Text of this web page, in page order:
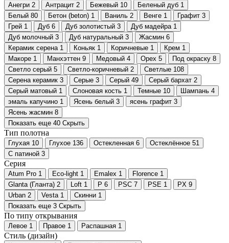
Анегри 2 Антрацит 2 Бежевый 10 Беленый дуб 1
Белый 80 Бетон (beton) 1 Ваниль 2 Венге 1 Графит 3
Грей 1 Дуб 6 Дуб золотистый 3 Дуб мадейра 1
Дуб молочный 3 Дуб натуральный 3 Жасмин 6
Керамик серена 1 Коньяк 1 Коричневые 1 Крем 1
Макоре 1 Манхэттен 9 Медовый 4 Орех 5 Под окраску 8
Светло серый 5 Светло-коричневый 2 Светлые 108
Серена керамик 3 Серые 3 Серый 49 Серый бархат 2
Серый матовый 1 Слоновая кость 1 Темные 10 Шампань 4
эмаль капучино 1 Ясень белый 3 ясень графит 3
Ясень жасмин 8
Показать еще 40 Скрыть
Тип полотна
Глухая 10 Глухое 136 Остекленная 6 Остеклённое 51
С патиной 3
Серия
Atum Pro 1 Eco-light 1 Emalex 1 Florence 1
Glanta (Гланта) 2 Loft 1 P 6 PSC 7 PSE 1 PX 9
Urban 2 Vesta 1 Скинни 1
Показать еще 3 Скрыть
По типу открывания
Левое 1 Правое 1 Распашная 1
Стиль (дизайн)